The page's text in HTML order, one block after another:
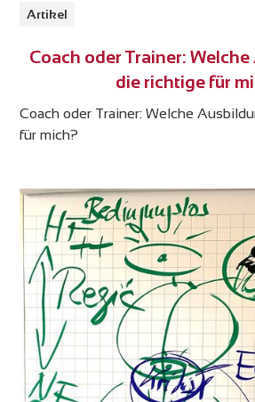
Artikel
Coach oder Trainer:
die richtige für
Coach oder Trainer: Welche
für mich?